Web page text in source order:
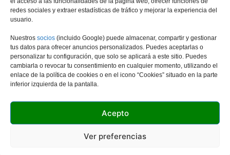
redes sociales y extraer estadísticas de tráfico y mejorar la experiencia del
usuario.
Nuestros socios (incluido Google) puede almacenar, compartir y gestionar
tus datos para ofrecer anuncios personalizados. Puedes aceptarlas o
personalizar tu configuración, que solo se aplicará a este sitio. Puedes
cambiarla o revocar tu consentimiento en cualquier momento, utilizando el
enlace de la política de cookies o en el icono “Cookies” situado en la parte
inferior izquierda de la pantalla.
Acepto
Ver preferencias